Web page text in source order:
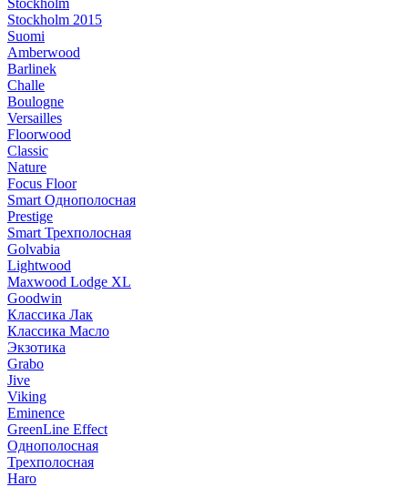
Stockholm
Stockholm 2015
Suomi
Amberwood
Barlinek
Challe
Boulogne
Versailles
Floorwood
Classic
Nature
Focus Floor
Smart Однополосная
Prestige
Smart Трехполосная
Golvabia
Lightwood
Maxwood Lodge XL
Goodwin
Классика Лак
Классика Масло
Экзотика
Grabo
Jive
Viking
Eminence
GreenLine Effect
Однополосная
Трехполосная
Haro